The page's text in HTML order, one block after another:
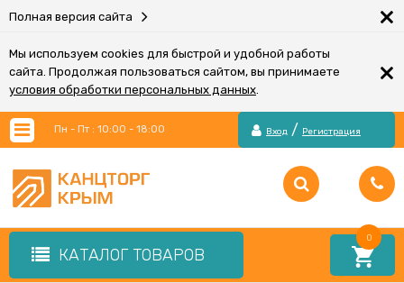
Полная версия сайта ×
Мы используем cookies для быстрой и удобной работы
сайта. Продолжая пользоваться сайтом, вы принимаете
условия обработки персональных данных.
×
Пн - Пт : 10:00 - 18:00 Вход / Регистрация
КАТАЛОГ ТОВАРОВ
0